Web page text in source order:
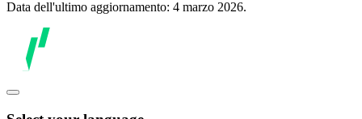
Data dell'ultimo aggiornamento: 4 marzo 2026.